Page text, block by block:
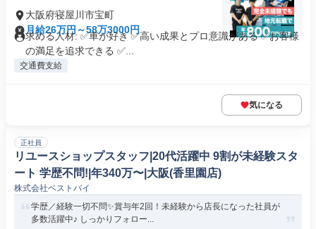
大阪府寝屋川市宝町
月給26万円～58万3000円
求める人材: ✅車が好き ✅高い成果とプロ意識がある ✅お客様
の満足を追求できる ✅...
交通費支給
気になる
正社員
リユースショップスタッフ|20代活躍中 9割が未経験スタ
ート 学歴不問!|年340万〜|大阪(香里園店)
株式会社ベストバイ
学歴／経験一切不問✨賞与年2回！未経験から店長になった社員が
多数活躍中♪ しっかりフォロー...